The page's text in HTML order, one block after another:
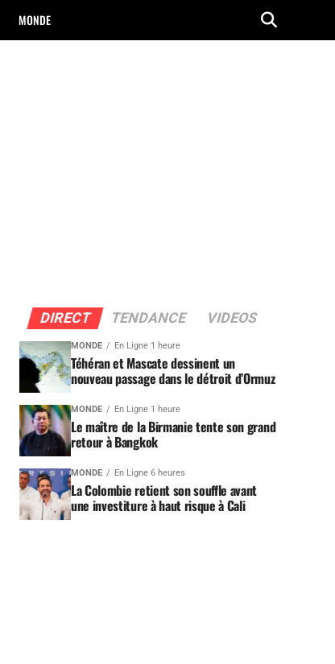
MONDE
DIRECT TENDANCE VIDEOS
MONDE En Ligne 1 heure
Téhéran et Mascate dessinent un
nouveau passage dans le détroit d’Ormuz
MONDE En Ligne 1 heure
Le maître de la Birmanie tente son grand
retour à Bangkok
MONDE En Ligne 6 heures
La Colombie retient son souffle avant
une investiture à haut risque à Cali